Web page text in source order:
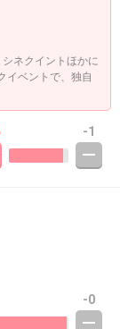
ネクイントほかに
イベントで、独自
-1
-0